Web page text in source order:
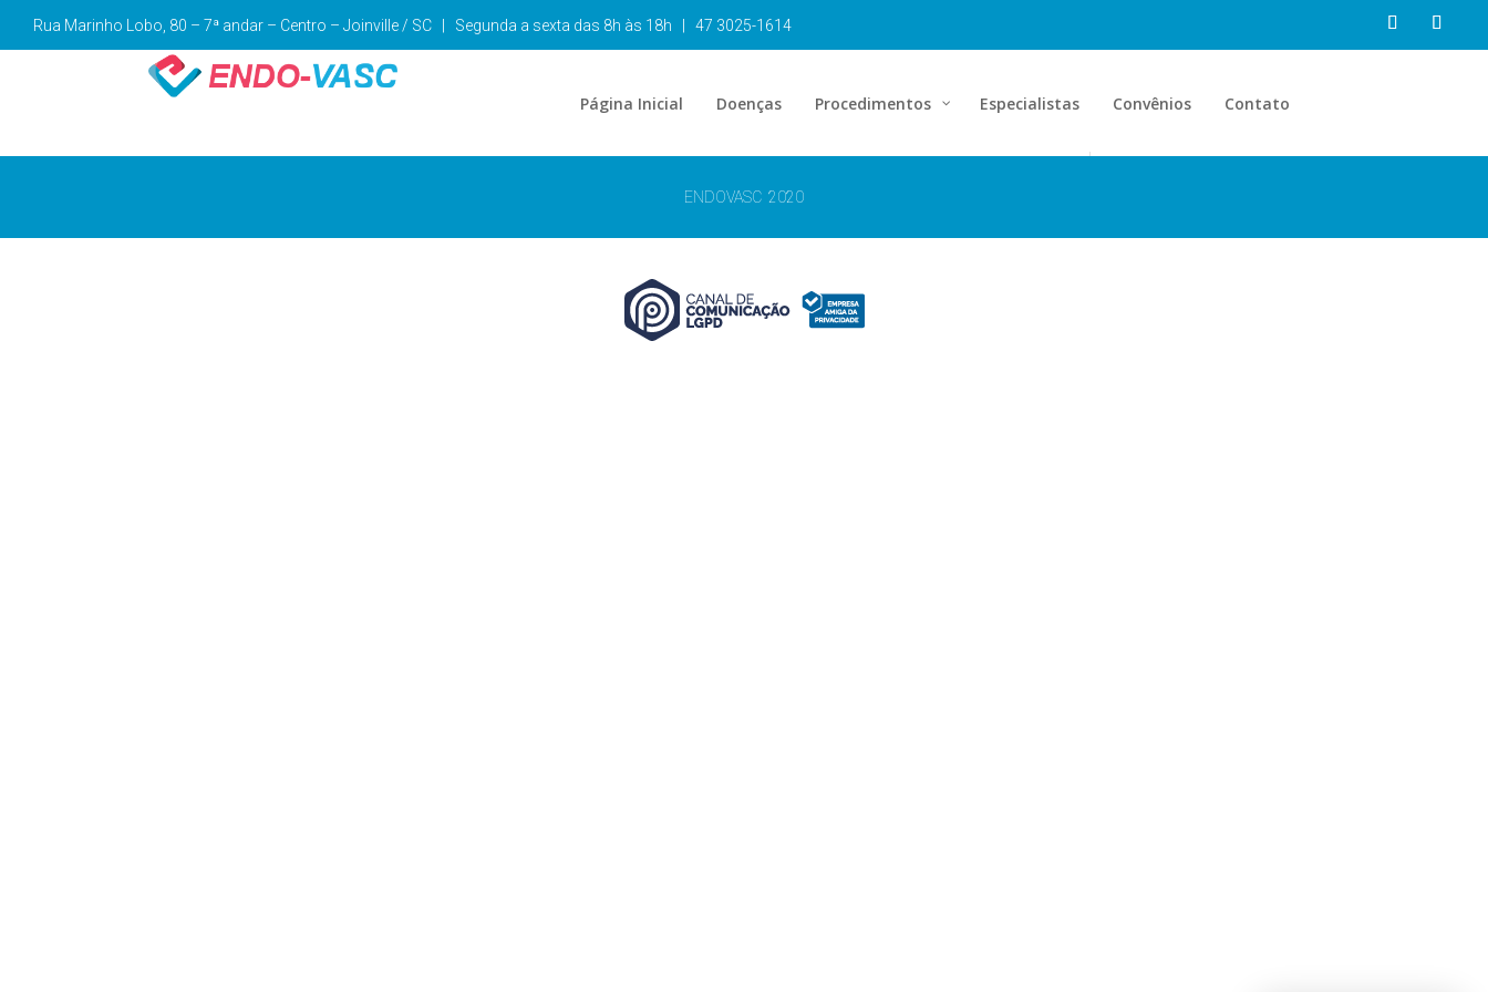
Rua Marinho Lobo, 80 – 7ª andar – Centro – Joinville / SC | Segunda a sexta das 8h às 18h | 47 3025-1614
Página Inicial Doenças Procedimentos Especialistas Convênios Contato
News
ENDOVASC 2020